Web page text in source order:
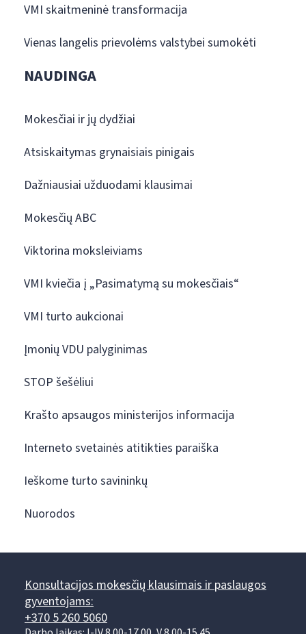
VMI skaitmeninė transformacija
Vienas langelis prievolėms valstybei sumokėti
NAUDINGA
Mokesčiai ir jų dydžiai
Atsiskaitymas grynaisiais pinigais
Dažniausiai užduodami klausimai
Mokesčių ABC
Viktorina moksleiviams
VMI kviečia į „Pasimatymą su mokesčiais“
VMI turto aukcionai
Įmonių VDU palyginimas
STOP šešėliui
Krašto apsaugos ministerijos informacija
Interneto svetainės atitikties paraiška
Ieškome turto savininkų
Nuorodos
Konsultacijos mokesčių klausimais ir paslaugos
gyventojams:
+370 5 260 5060